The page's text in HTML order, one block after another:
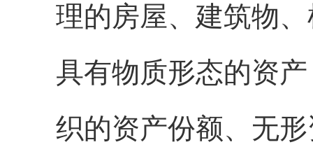
理的房屋、建筑物
具有物质形态的资
织的资产份额、无